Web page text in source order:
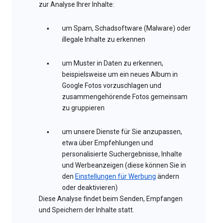
zur Analyse Ihrer Inhalte:
um Spam, Schadsoftware (Malware) oder
illegale Inhalte zu erkennen
um Muster in Daten zu erkennen,
beispielsweise um ein neues Album in
Google Fotos vorzuschlagen und
zusammengehörende Fotos gemeinsam
zu gruppieren
um unsere Dienste für Sie anzupassen,
etwa über Empfehlungen und
personalisierte Suchergebnisse, Inhalte
und Werbeanzeigen (diese können Sie in
den Einstellungen für Werbung ändern
oder deaktivieren)
Diese Analyse findet beim Senden, Empfangen
und Speichern der Inhalte statt.